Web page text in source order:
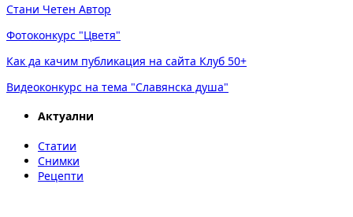
Стани Четен Автор
Фотоконкурс "Цветя"
Как да качим публикация на сайта Клуб 50+
Видеоконкурс на тема "Славянска душа"
Актуални
Статии
Снимки
Рецепти